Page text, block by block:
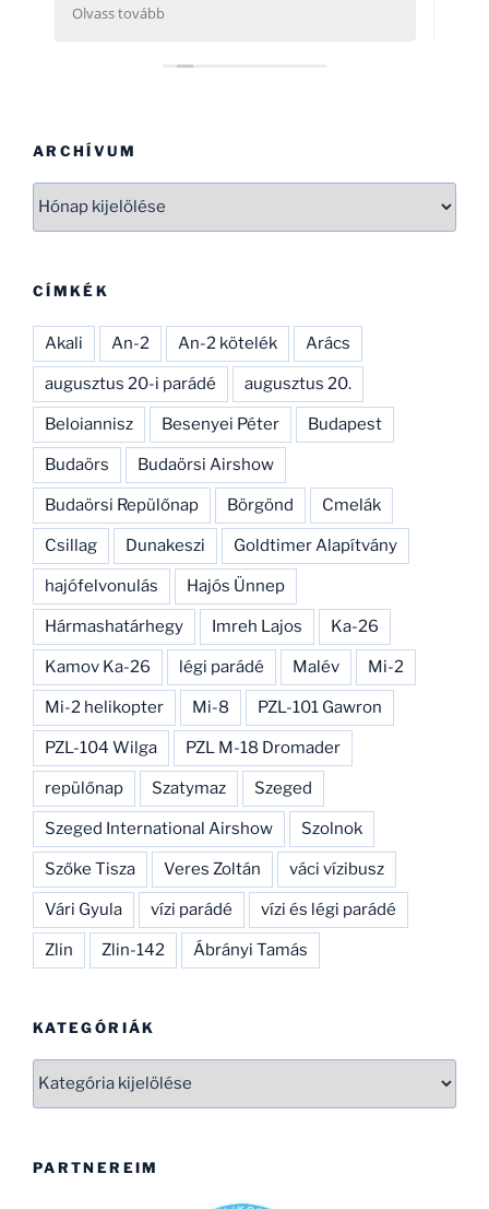
rendszerezése
ARCHÍVUM
CÍMKÉK
Akali An-2 An-2 kötelék Arács
augusztus 20-i parádé augusztus 20.
Beloiannisz Besenyei Péter Budapest
Budaörs Budaörsi Airshow
Budaörsi Repülőnap Börgönd Cmelák
Csillag Dunakeszi Goldtimer Alapítvány
hajófelvonulás Hajós Ünnep
Hármashatárhegy Imreh Lajos Ka-26
Kamov Ka-26 légi parádé Malév Mi-2
Mi-2 helikopter Mi-8 PZL-101 Gawron
PZL-104 Wilga PZL M-18 Dromader
repülőnap Szatymaz Szeged
Szeged International Airshow Szolnok
Szőke Tisza Veres Zoltán váci vízibusz
Vári Gyula vízi parádé vízi és légi parádé
Zlin Zlin-142 Ábrányi Tamás
KATEGÓRIÁK
PARTNEREIM